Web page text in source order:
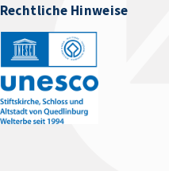
Rechtliche Hinweise